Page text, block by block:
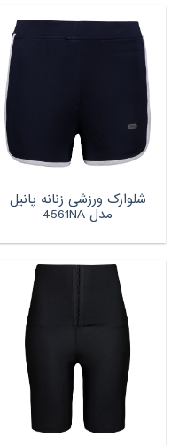
شلوارک ورزشی زنانه پانیل
مدل 4561NA